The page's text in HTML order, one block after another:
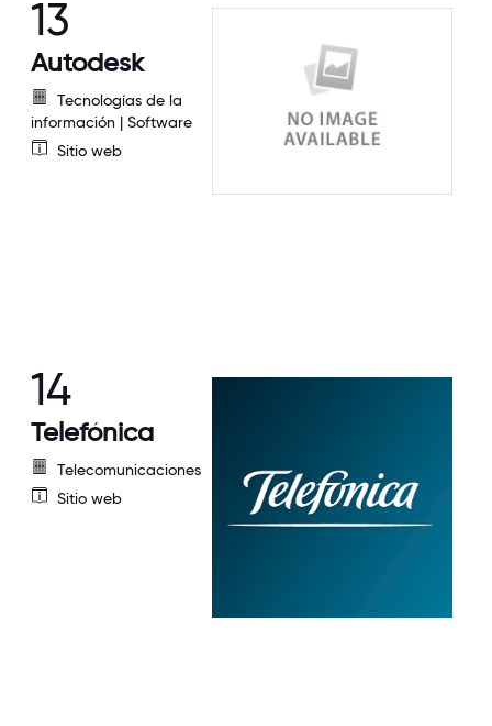
13
Autodesk
Tecnologías de la
información | Software
Sitio web
14
Telefónica
Telecomunicaciones
Sitio web